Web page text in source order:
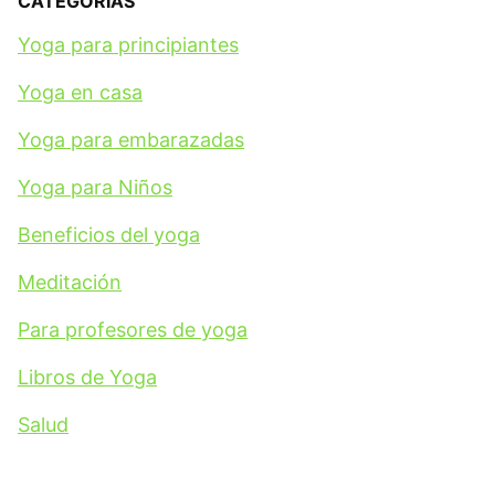
Yoga para principiantes
Yoga en casa
Yoga para embarazadas
Yoga para Niños
Beneficios del yoga
Meditación
Para profesores de yoga
Libros de Yoga
Salud